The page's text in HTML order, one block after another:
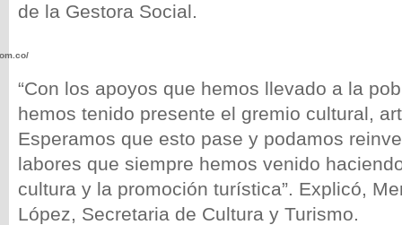
de la Gestora Social.
“Con los apoyos que hemos llevado a la
hemos tenido presente el gremio cultural,
Esperamos que esto pase y podamos
labores que siempre hemos venido
cultura y la promoción turística”. Explicó,
López, Secretaria de Cultura y Turismo.
wp-
wp-